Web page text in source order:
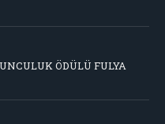
ÖDÜLÜ FULYA